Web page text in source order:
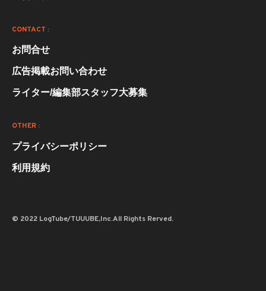
CONTACT :
お問合せ
広告掲載お問い合わせ
ライター/編集部スタッフ大募集
OTHER :
プライバシーポリシー
利用規約
© 2022 LogTube/TUUUBE,Inc.All Rights Rerved.